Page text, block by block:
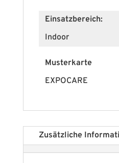
Einsatzbereich:
Indoor
Musterkarte
EXPOCARE
Zusätzliche